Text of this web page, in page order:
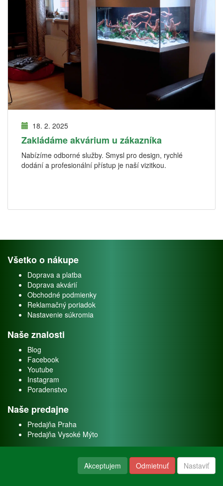
18. 2. 2025
Zakládáme akvárium u zákazníka
Nabízíme odborné služby. Smysl pro design, rychlé
dodání a profesionální přístup je naší vizitkou.
Všetko o nákupe
Doprava a platba
Doprava akvárií
Obchodné podmienky
Reklamačný poriadok
Nastavenie súkromia
Naše znalosti
Blog
Facebook
Youtube
Instagram
Poradenstvo
Naše predajne
Predajňa Praha
Predajňa Vysoké Mýto
Akceptujem Odmietnuť Nastaviť